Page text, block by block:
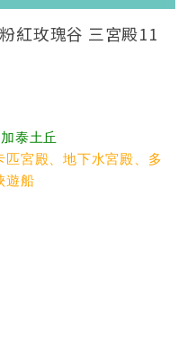
紅玫瑰谷 三宮殿11
泰土丘
宮殿、地下水宮殿、多
遊船